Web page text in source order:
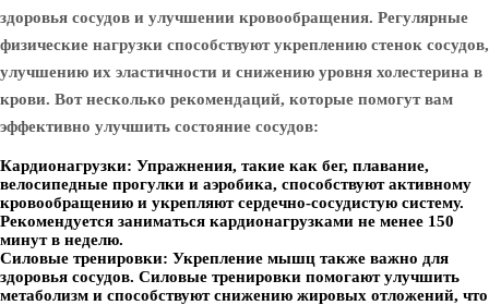
здоровья сосудов и улучшении кровообращения. Регулярные
физические нагрузки способствуют укреплению стенок сосудов,
улучшению их эластичности и снижению уровня холестерина в
крови. Вот несколько рекомендаций, которые помогут вам
эффективно улучшить состояние сосудов:
Кардионагрузки: Упражнения, такие как бег, плавание,
велосипедные прогулки и аэробика, способствуют активному
кровообращению и укрепляют сердечно-сосудистую систему.
Рекомендуется заниматься кардионагрузками не менее 150
минут в неделю.
Силовые тренировки: Укрепление мышц также важно для
здоровья сосудов. Силовые тренировки помогают улучшить
метаболизм и способствуют снижению жировых отложений, что